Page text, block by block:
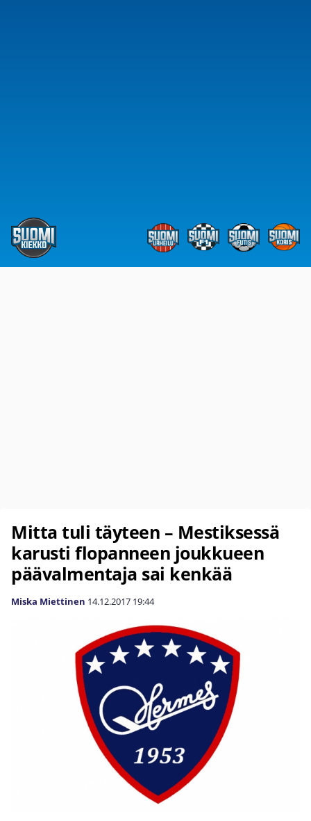
Mitta tuli täyteen – Mestiksessä
karusti flopanneen joukkueen
päävalmentaja sai kenkää
Miska Miettinen 14.12.2017 19:44